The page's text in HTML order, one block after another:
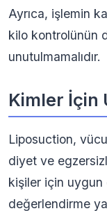
Ayrıca, işlemin
kilo kontrolünün
unutulmamalıdır.
Kimler İçin
Liposuction,
diyet ve
kişiler için uygun
değerlendirme